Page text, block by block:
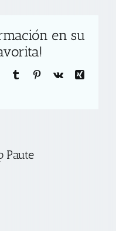
en su
Tumblr Pinterest
Vk
Xing
Paute